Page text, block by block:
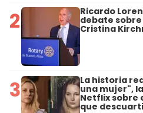
2 Ricardo
debate
Cristina
3 La historia
una mujer",
Netflix sobre
que